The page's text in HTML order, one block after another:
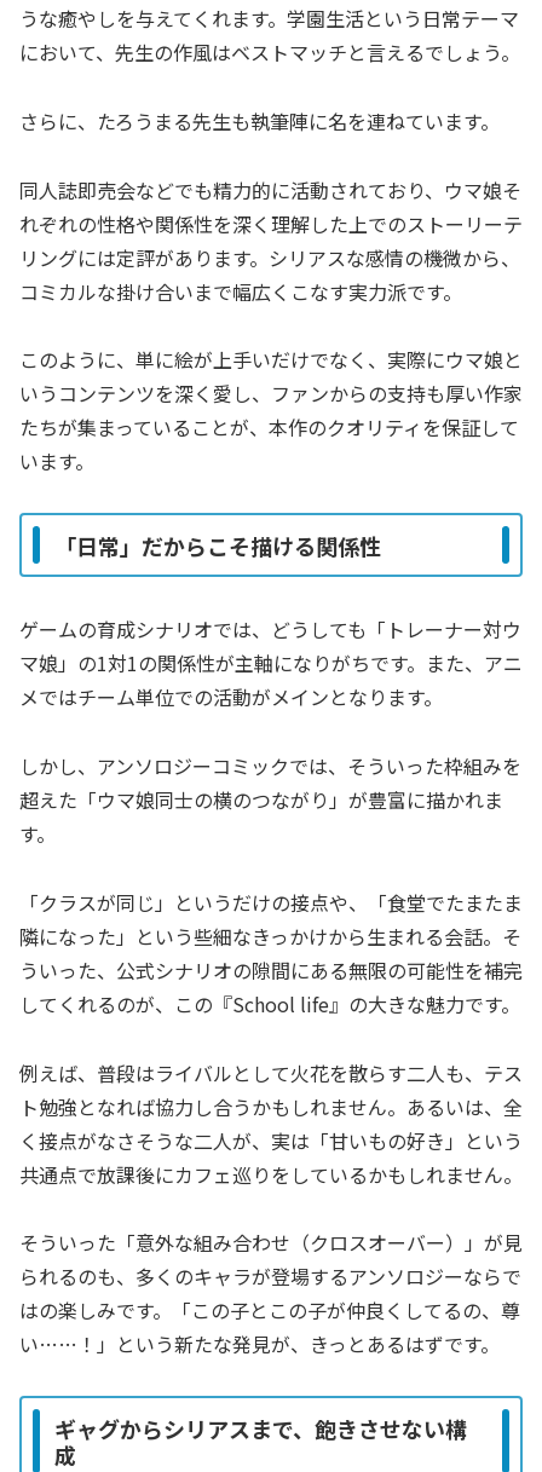
うな癒やしを与えてくれます。学園生活という日常テーマ
において、先生の作風はベストマッチと言えるでしょう。
さらに、たろうまる先生も執筆陣に名を連ねています。
同人誌即売会などでも精力的に活動されており、ウマ娘そ
れぞれの性格や関係性を深く理解した上でのストーリーテ
リングには定評があります。シリアスな感情の機微から、
コミカルな掛け合いまで幅広くこなす実力派です。
このように、単に絵が上手いだけでなく、実際にウマ娘と
いうコンテンツを深く愛し、ファンからの支持も厚い作家
たちが集まっていることが、本作のクオリティを保証して
います。
「日常」だからこそ描ける関係性
ゲームの育成シナリオでは、どうしても「トレーナー対ウ
マ娘」の1対1の関係性が主軸になりがちです。また、アニ
メではチーム単位での活動がメインとなります。
しかし、アンソロジーコミックでは、そういった枠組みを
超えた「ウマ娘同士の横のつながり」が豊富に描かれま
す。
「クラスが同じ」というだけの接点や、「食堂でたまたま
隣になった」という些細なきっかけから生まれる会話。そ
ういった、公式シナリオの隙間にある無限の可能性を補完
してくれるのが、この『School life』の大きな魅力です。
例えば、普段はライバルとして火花を散らす二人も、テス
ト勉強となれば協力し合うかもしれません。あるいは、全
く接点がなさそうな二人が、実は「甘いもの好き」という
共通点で放課後にカフェ巡りをしているかもしれません。
そういった「意外な組み合わせ（クロスオーバー）」が見
られるのも、多くのキャラが登場するアンソロジーならで
はの楽しみです。「この子とこの子が仲良くしてるの、尊
い……！」という新たな発見が、きっとあるはずです。
ギャグからシリアスまで、飽きさせない構
成